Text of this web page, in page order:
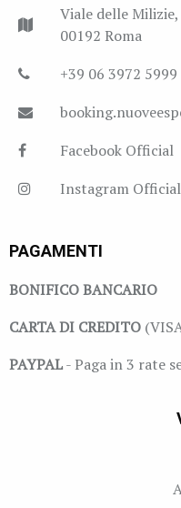
Viale delle Milizie,
00192 Roma
+39 06 3972 5999
Facebook Official
Instagram Official
PAGAMENTI
BONIFICO BANCARIO
CARTA DI CREDITO
PAYPAL- Paga in 3 rate